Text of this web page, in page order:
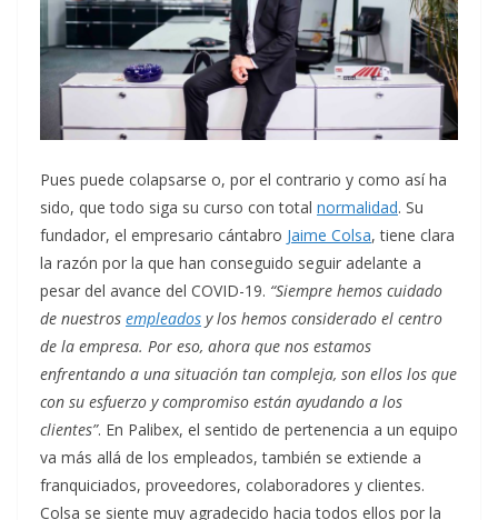
Pues puede colapsarse o, por el contrario y como así ha
sido, que todo siga su curso con total normalidad. Su
fundador, el empresario cántabro Jaime Colsa, tiene clara
la razón por la que han conseguido seguir adelante a
pesar del avance del COVID-19. “Siempre hemos cuidado
de nuestros empleados y los hemos considerado el centro
de la empresa. Por eso, ahora que nos estamos
enfrentando a una situación tan compleja, son ellos los que
con su esfuerzo y compromiso están ayudando a los
clientes”. En Palibex, el sentido de pertenencia a un equipo
va más allá de los empleados, también se extiende a
franquiciados, proveedores, colaboradores y clientes.
Colsa se siente muy agradecido hacia todos ellos por la